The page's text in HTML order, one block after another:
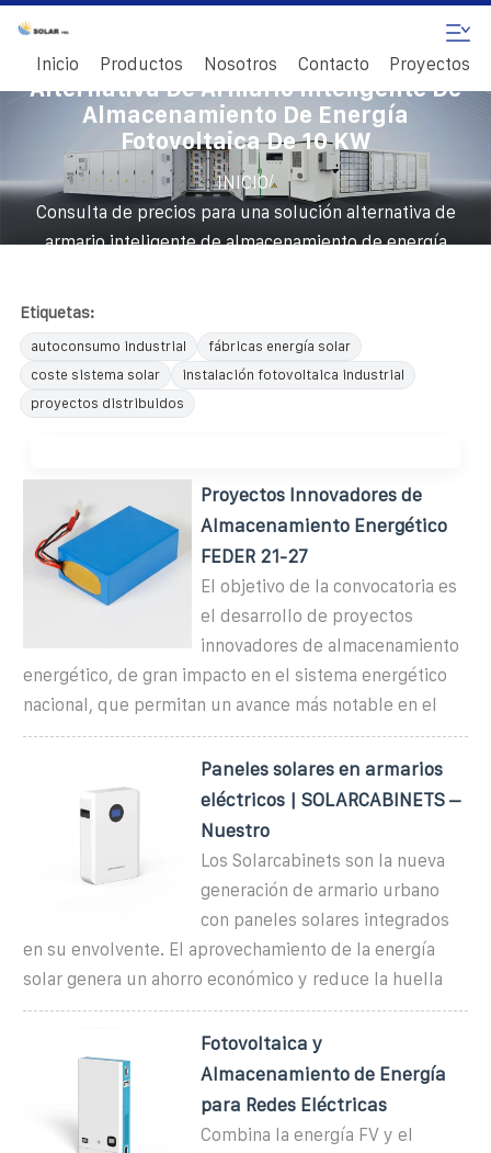
Inicio Productos Nosotros Contacto Proyectos
Consulta De Precios Para Una Solución
Alternativa De Armario Inteligente De
Almacenamiento De Energía
Fotovoltaica De 10 KW
INICIO/
Consulta de precios para una solución alternativa de
armario inteligente de almacenamiento de energía
Etiquetas:
autoconsumo industrial
fábricas energía solar
coste sistema solar
instalación fotovoltaica industrial
proyectos distribuidos
Proyectos Innovadores de
Almacenamiento Energético
FEDER 21-27
El objetivo de la convocatoria es
el desarrollo de proyectos
innovadores de almacenamiento
energético, de gran impacto en el sistema energético
nacional, que permitan un avance más notable en el
Paneles solares en armarios
eléctricos | SOLARCABINETS –
Nuestro
Los Solarcabinets son la nueva
generación de armario urbano
con paneles solares integrados
en su envolvente. El aprovechamiento de la energía
solar genera un ahorro económico y reduce la huella
Fotovoltaica y
Almacenamiento de Energía
para Redes Eléctricas
Combina la energía FV y el